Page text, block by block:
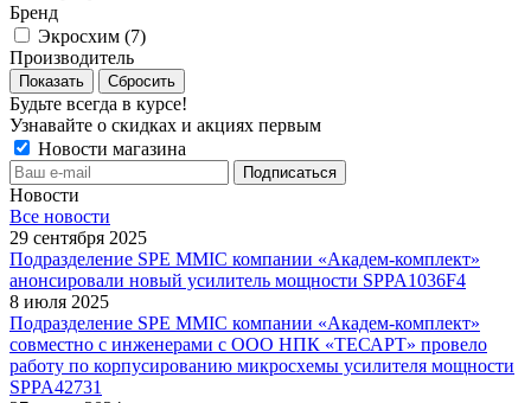
Бренд
Экросхим (7)
Производитель
Показать Сбросить
Будьте всегда в курсе!
Узнавайте о скидках и акциях первым
Новости магазина
Новости
Все новости
29 сентября 2025
Подразделение SPE MMIC компании «Академ-комплект»
анонсировали новый усилитель мощности SPPA1036F4
8 июля 2025
Подразделение SPE MMIC компании «Академ-комплект»
совместно с инженерами с ООО НПК «ТЕСАРТ» провело
работу по корпусированию микросхемы усилителя мощности
SPPA42731